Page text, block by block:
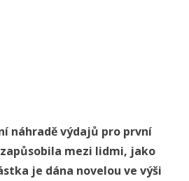
náhradě výdajů pro první
zapůsobila mezi lidmi, jako
je dána novelou ve výši